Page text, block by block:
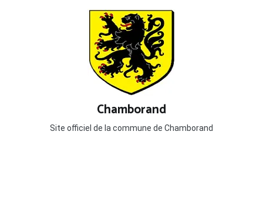
Chamborand
Site officiel de la commune de Chamborand